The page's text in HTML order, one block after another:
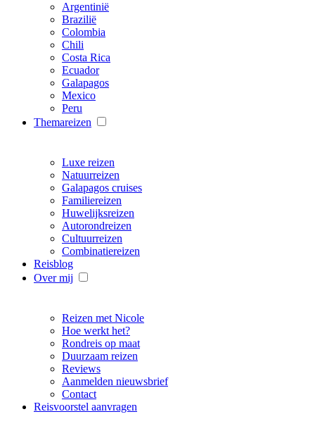
Argentinië
Brazilië
Colombia
Chili
Costa Rica
Ecuador
Galapagos
Mexico
Peru
Themareizen
Luxe reizen
Natuurreizen
Galapagos cruises
Familiereizen
Huwelijksreizen
Autorondreizen
Cultuurreizen
Combinatiereizen
Reisblog
Over mij
Reizen met Nicole
Hoe werkt het?
Rondreis op maat
Duurzaam reizen
Reviews
Aanmelden nieuwsbrief
Contact
Reisvoorstel aanvragen